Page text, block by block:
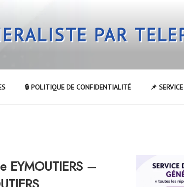
PAR
🔒 POLITIQUE DE CONFIDENTIALITÉ 📌
–